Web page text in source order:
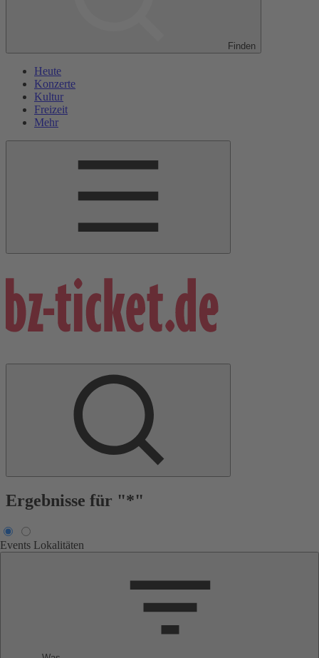
Finden
Heute
Konzerte
Kultur
Freizeit
Mehr
Ergebnisse für "*"
Events Lokalitäten